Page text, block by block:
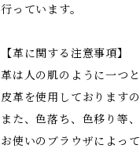
行っています。
【革に関する注意事項】
革は人の肌のように一つ
皮革を使用しております
また、色落ち、色移り等
お使いのブラウザによっ